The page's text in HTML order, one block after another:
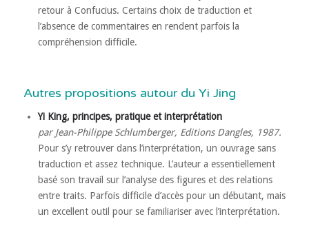
retour à Confucius. Certains choix de traduction et
l’absence de commentaires en rendent parfois la
compréhension difficile.
Autres propositions autour du Yi Jing
Yi King, principes, pratique et interprétation
par Jean-Philippe Schlumberger, Editions Dangles, 1987.
Pour s’y retrouver dans l’interprétation, un ouvrage sans
traduction et assez technique. L’auteur a essentiellement
basé son travail sur l’analyse des figures et des relations
entre traits. Parfois difficile d’accès pour un débutant, mais
un excellent outil pour se familiariser avec l’interprétation.